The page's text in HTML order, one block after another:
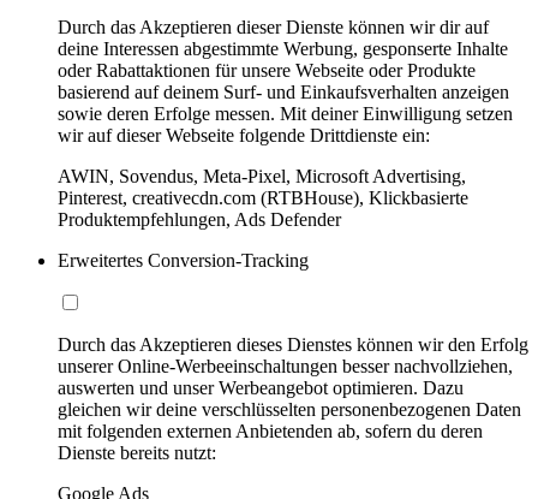
Durch das Akzeptieren dieser Dienste können wir dir auf
deine Interessen abgestimmte Werbung, gesponserte Inhalte
oder Rabattaktionen für unsere Webseite oder Produkte
basierend auf deinem Surf- und Einkaufsverhalten anzeigen
sowie deren Erfolge messen. Mit deiner Einwilligung setzen
wir auf dieser Webseite folgende Drittdienste ein:
AWIN, Sovendus, Meta-Pixel, Microsoft Advertising,
Pinterest, creativecdn.com (RTBHouse), Klickbasierte
Produktempfehlungen, Ads Defender
Erweitertes Conversion-Tracking
Durch das Akzeptieren dieses Dienstes können wir den Erfolg
unserer Online-Werbeeinschaltungen besser nachvollziehen,
auswerten und unser Werbeangebot optimieren. Dazu
gleichen wir deine verschlüsselten personenbezogenen Daten
mit folgenden externen Anbietenden ab, sofern du deren
Dienste bereits nutzt:
Google Ads